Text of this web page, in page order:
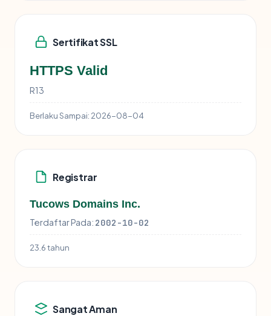
Sertifikat SSL
HTTPS Valid
R13
Berlaku Sampai: 2026-08-04
Registrar
Tucows Domains Inc.
Terdaftar Pada: 2002-10-02
23.6 tahun
Sangat Aman